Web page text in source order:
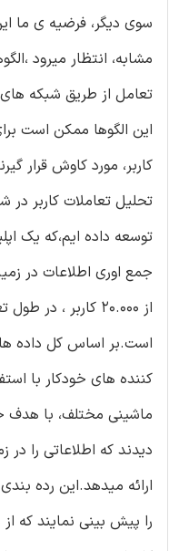
سوی دیگر، فرضیه ی ما
مشابه، انتظار میرود
تعامل از طریق شبکه
این الگوها ممکن است
کاربر، مورد کاوش قرار
توسعه داده ایم،که یک
جمع اوری اطلاعات در
از 20.000 کاربر ،
است.بر اساس کل داده
کننده های خودکار با
ماشینی مختلف، با هدف
دیدند که اطلاعاتی را
ارائه میدهد.این رده
را پیش بینی نمایند که